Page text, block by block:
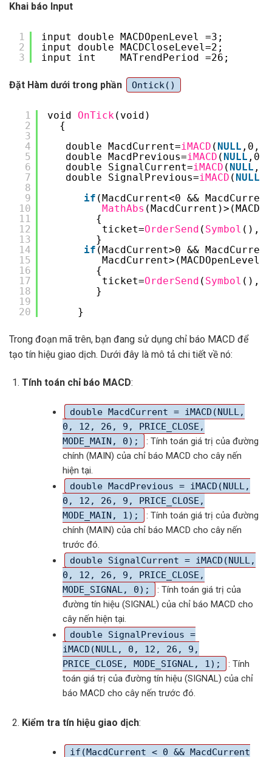
Khai báo Input
1
2
3
input double MACDOpenLevel =3;
input double MACDCloseLevel=2;
input int    MATrendPeriod =26;
Đặt Hàm dưới trong phần Ontick()
1
2
3
4
5
6
7
8
9
10
11
12
13
14
15
16
17
18
19
20
void OnTick(void)
{
double MacdCurrent=iMACD ( NULL
double MacdPrevious=iMACD ( NULL
double SignalCurrent=iMACD ( NULL
double SignalPrevious=iMACD ( NULL
if (MacdCurrent<0 &&
MathAbs
{
ticket=OrderSend ( Symbol
}
if (MacdCurrent>0 &&
{
ticket=OrderSend ( Symbol
}
}
Trong đoạn mã trên, bạn đang sử dụng chỉ báo MACD để
tạo tín hiệu giao dịch. Dưới đây là mô tả chi tiết về nó:
Tính toán chỉ báo MACD:
double MacdCurrent = iMACD(NULL,
0, 12, 26, 9, PRICE_CLOSE,
MODE_MAIN, 0);
: Tính toán giá trị của đường
chính (MAIN) của chỉ báo MACD cho cây nến
hiện tại.
double MacdPrevious = iMACD(NULL,
0, 12, 26, 9, PRICE_CLOSE,
MODE_MAIN, 1);
: Tính toán giá trị của đường
chính (MAIN) của chỉ báo MACD cho cây nến
trước đó.
double SignalCurrent = iMACD(NULL,
0, 12, 26, 9, PRICE_CLOSE,
MODE_SIGNAL, 0);
: Tính toán giá trị của
đường tín hiệu (SIGNAL) của chỉ báo MACD cho
cây nến hiện tại.
double SignalPrevious =
iMACD(NULL, 0, 12, 26, 9,
PRICE_CLOSE, MODE_SIGNAL, 1);
: Tính
toán giá trị của đường tín hiệu (SIGNAL) của chỉ
báo MACD cho cây nến trước đó.
Kiểm tra tín hiệu giao dịch:
if(MacdCurrent < 0 && MacdCurrent